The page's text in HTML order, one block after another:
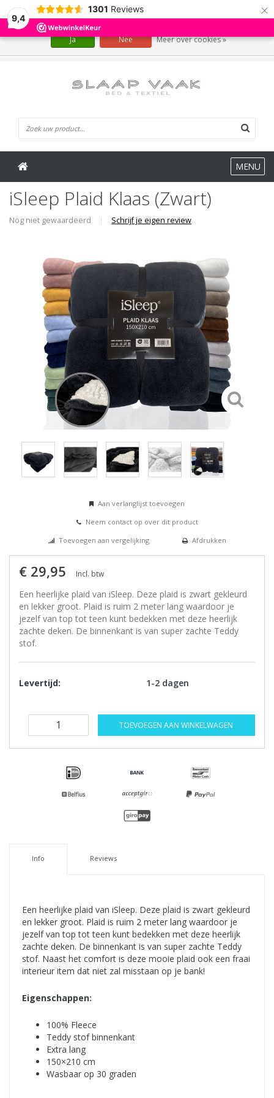
9,4
1301 Reviews ×
MENU
iSleep Plaid Klaas (Zwart)
Nog niet gewaardeerd | Schrijf je eigen review
Aan verlanglijst toevoegen
Neem contact op over dit product
Toevoegen aan vergelijking
Afdrukken
€ 29,95 Incl. btw
Een heerlijke plaid van iSleep. Deze plaid is zwart gekleurd
en lekker groot. Plaid is ruim 2 meter lang waardoor je
jezelf van top tot teen kunt bedekken met deze heerlijk
zachte deken. De binnenkant is van super zachte Teddy
stof.
Levertijd: 1-2 dagen
TOEVOEGEN AAN WINKELWAGEN
Info Reviews
Een heerlijke plaid van iSleep. Deze plaid is zwart gekleurd
en lekker groot. Plaid is ruim 2 meter lang waardoor je
jezelf van top tot teen kunt bedekken met deze heerlijk
zachte deken. De binnenkant is van super zachte Teddy
stof. Naast het comfort is deze mooie plaid ook een fraai
interieur item dat niet zal misstaan op je bank!
Eigenschappen:
100% Fleece
Teddy stof binnenkant
Extra lang
150×210 cm
Wasbaar op 30 graden
Wij slaan cookies op om onze website te verbeteren. Is dat akkoord?
Ja Nee Meer over cookies »